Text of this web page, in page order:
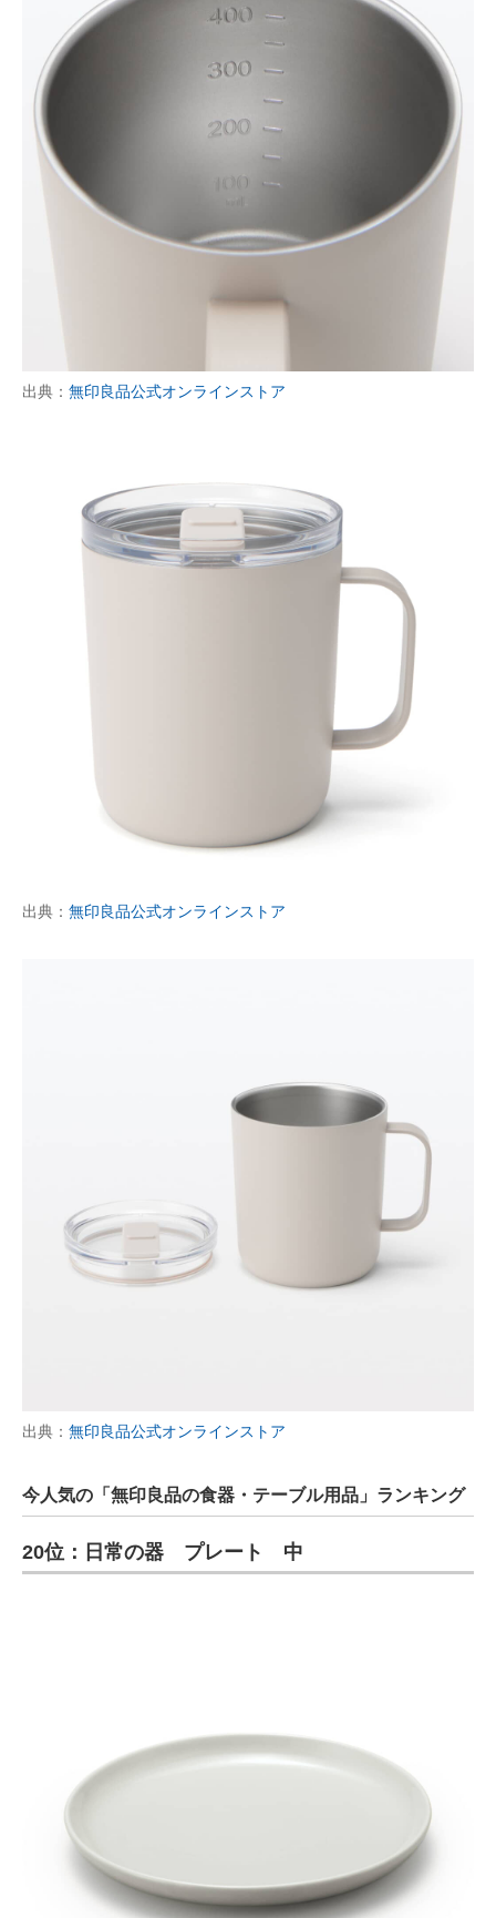
出典： 無印良品公式オンラインストア
出典： 無印良品公式オンラインストア
出典： 無印良品公式オンラインストア
今人気の「無印良品の食器・テーブル用品」ランキング
20位：日常の器 プレート 中